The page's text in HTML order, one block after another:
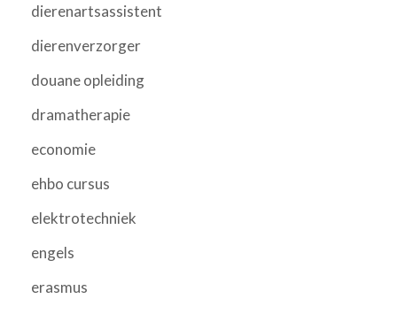
dierenartsassistent
dierenverzorger
douane opleiding
dramatherapie
economie
ehbo cursus
elektrotechniek
engels
erasmus